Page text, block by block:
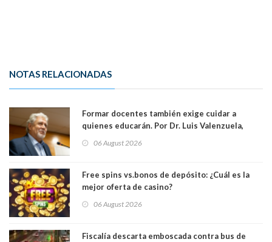
NOTAS RELACIONADAS
Formar docentes también exige cuidar a
quienes educarán. Por Dr. Luis Valenzuela,
Académicos U. Católica Silva Henríquez
06 August 2026
Free spins vs.bonos de depósito: ¿Cuál es la
mejor oferta de casino?
06 August 2026
Fiscalía descarta emboscada contra bus de